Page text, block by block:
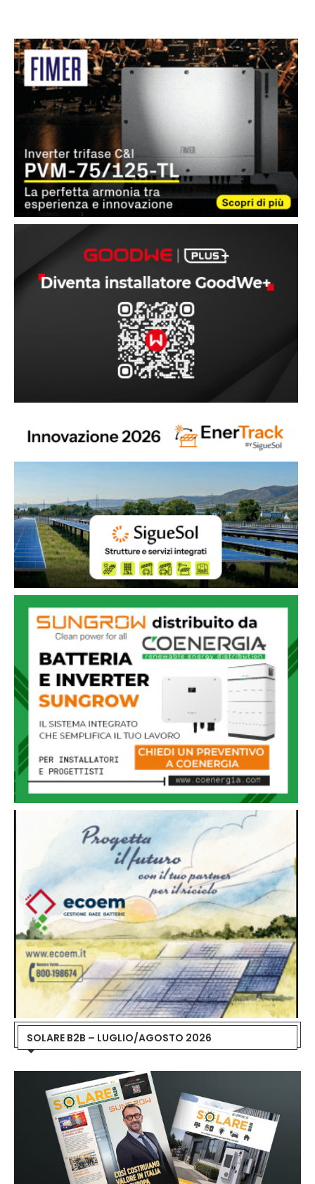
SOLARE B2B – LUGLIO/AGOSTO 2026